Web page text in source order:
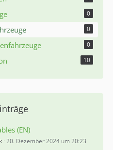
0
0
0
10
(EN)
20. Dezember 2024 um 20:23